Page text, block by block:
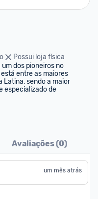
Possui loja física
um dos pioneiros no
entre as maiores
Latina, sendo a maior
especializado de
Avaliações (0)
um mês atrás